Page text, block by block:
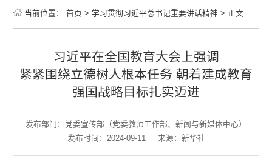
当前位置： 首页 > 学习贯彻习近平总书记重要讲话精神 > 正文
习近平在全国教育大会上强调
紧紧围绕立德树人根本任务 朝着建成教育
强国战略目标扎实迈进
发布部门：党委宣传部（党委教师工作部、新闻与新媒体中心）
发布时间：2024-09-11
来源：新华社